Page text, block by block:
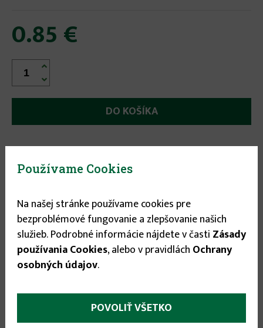
0.85 €


Používame Cookies
Na našej stránke používame cookies pre
bezproblémové fungovanie a zlepšovanie našich
služieb. Podrobné informácie nájdete v časti Zásady
používania Cookies, alebo v pravidlách Ochrany
osobných údajov.
POVOLIŤ VŠETKO